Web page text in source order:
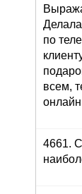
по
всем,
4661.